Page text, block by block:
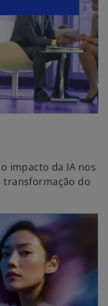
impacto da IA nos
transformação do